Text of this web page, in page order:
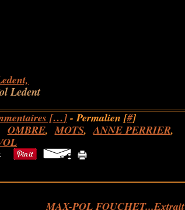
Ledent
[…]- Permalien [#]
OMBRE,MOTS,ANNE PERRIER,
MAX-POL FOUCHET...Extrait